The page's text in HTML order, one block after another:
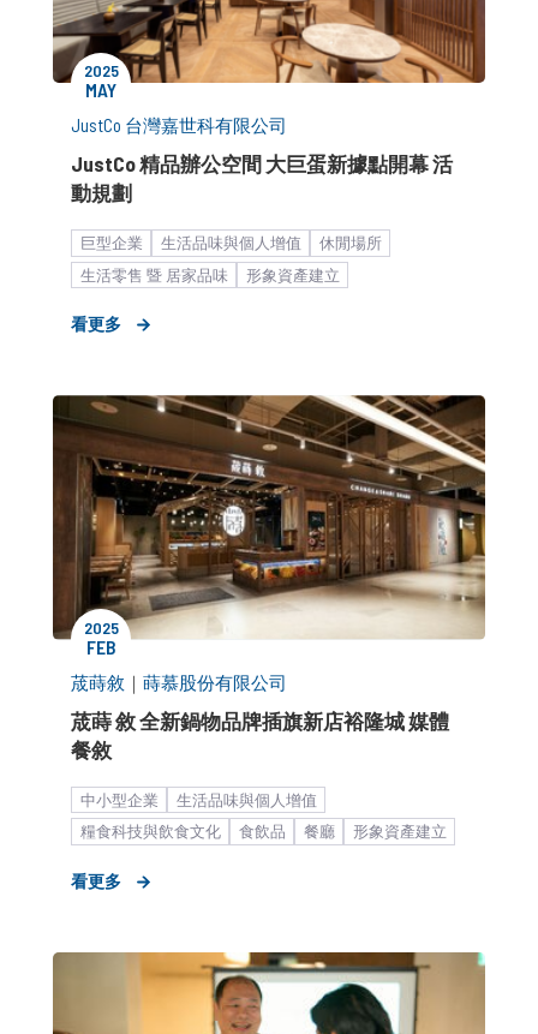
2025
MAY
JustCo 台灣嘉世科有限公司
JustCo 精品辦公空間 大巨蛋新據點開幕 活
動規劃
巨型企業 生活品味與個人增值
休閒場所
生活零售 暨 居家品味
形象資產建立
公關顧問解決方案
看更多
2025
FEB
荿蒔敘 ｜ 蒔慕股份有限公司
荿蒔 敘 全新鍋物品牌插旗新店裕隆城 媒體
餐敘
中小型企業
生活品味與個人增值
糧食科技與飲食文化
食飲品 餐廳
形象資產建立
產品評測／體驗
看更多